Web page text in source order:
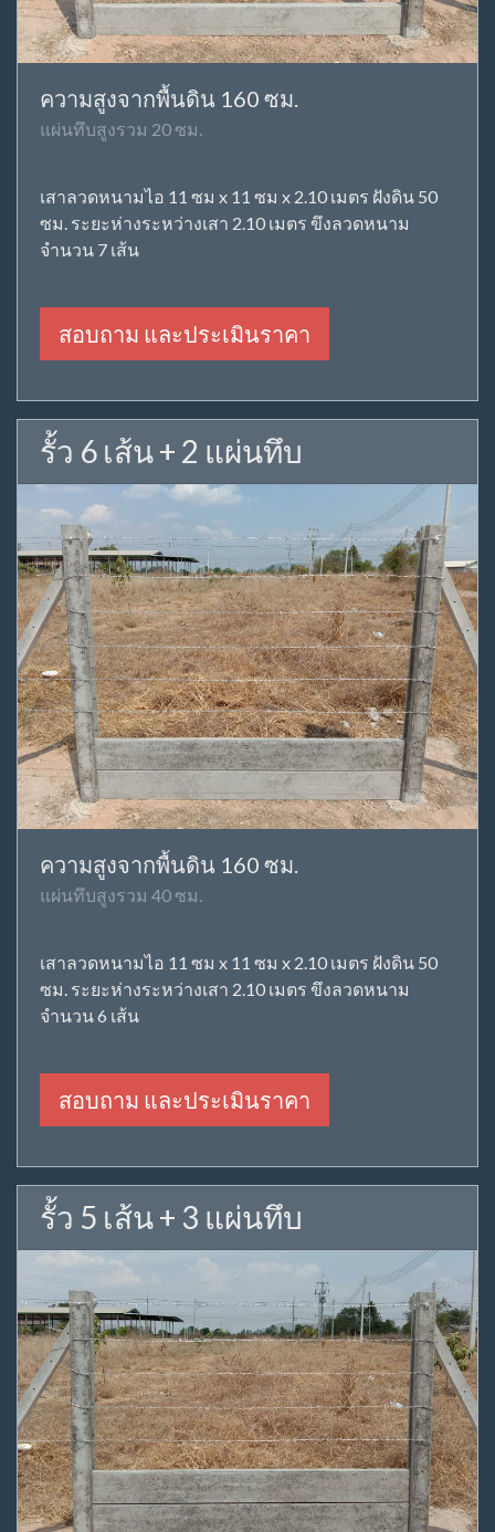
ความสูงจากพื้นดิน 160 ซม.
แผ่นทึบสูงรวม 20 ซม.
เสาลวดหนามไอ 11 ซม x 11 ซม x 2.10 เมตร ฝังดิน 50
ซม. ระยะห่างระหว่างเสา 2.10 เมตร ขึงลวดหนาม
จำนวน 7 เส้น
สอบถาม และประเมินราคา
รั้ว 6 เส้น + 2 แผ่นทึบ
ความสูงจากพื้นดิน 160 ซม.
แผ่นทึบสูงรวม 40 ซม.
เสาลวดหนามไอ 11 ซม x 11 ซม x 2.10 เมตร ฝังดิน 50
ซม. ระยะห่างระหว่างเสา 2.10 เมตร ขึงลวดหนาม
จำนวน 6 เส้น
สอบถาม และประเมินราคา
รั้ว 5 เส้น + 3 แผ่นทึบ